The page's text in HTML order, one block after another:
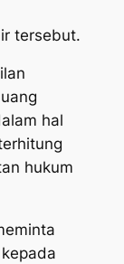
tersebut.
hal
hukum